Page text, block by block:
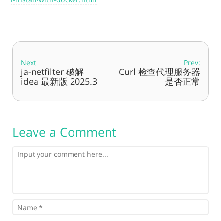
Next:
ja-netfilter 破解
idea 最新版 2025.3
Prev:
Curl 检查代理服务器
是否正常
Leave a Comment